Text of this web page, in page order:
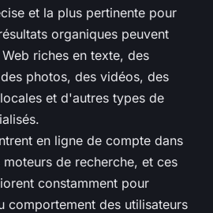
et la plus pertinente pour
organiques peuvent
riches en texte, des
photos, des vidéos, des
et d'autres types de
en ligne de compte dans
de recherche, et ces
constamment pour
comportement des utilisateurs